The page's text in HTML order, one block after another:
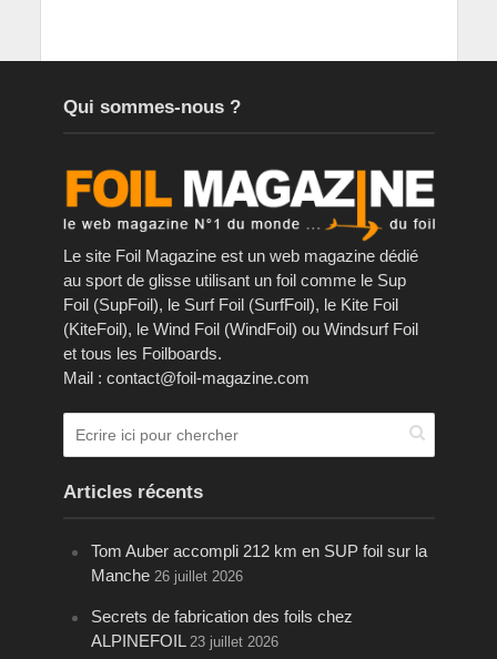
Qui sommes-nous ?
Le site Foil Magazine est un web magazine dédié
au sport de glisse utilisant un foil comme le Sup
Foil (SupFoil), le Surf Foil (SurfFoil), le Kite Foil
(KiteFoil), le Wind Foil (WindFoil) ou Windsurf Foil
et tous les Foilboards.
Mail : contact@foil-magazine.com
Articles récents
Tom Auber accompli 212 km en SUP foil sur la
Manche 26 juillet 2026
Secrets de fabrication des foils chez
ALPINEFOIL 23 juillet 2026